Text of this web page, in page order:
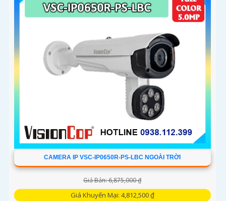
CAMERA IP VSC-IP0650R-PS-LBC NGOÀI TRỜI
Giá Bán: 6,875,000 ₫
Giá Khuyến Mại: 4,812,500 ₫